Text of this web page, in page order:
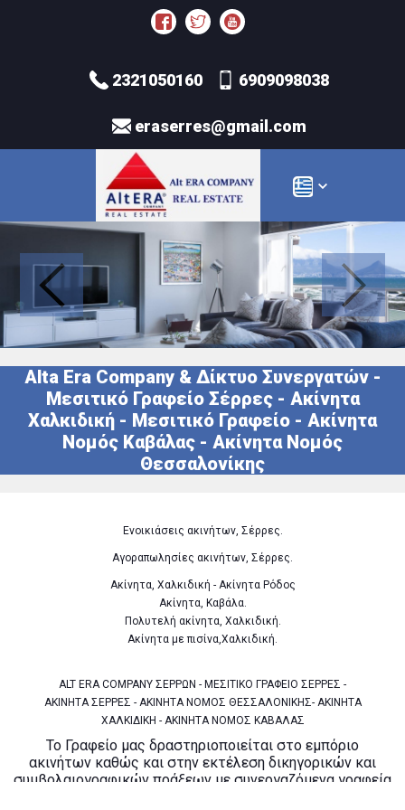
2321050160 6909098038
eraserres@gmail.com
Alta Era Company & Δίκτυο Συνεργατών -
Μεσιτικό Γραφείο Σέρρες - Ακίνητα
Χαλκιδική - Μεσιτικό Γραφείο - Ακίνητα
Νομός Καβάλας - Ακίνητα Νομός
Θεσσαλονίκης
Ενοικιάσεις ακινήτων, Σέρρες.
Αγοραπωλησίες ακινήτων, Σέρρες.
Ακίνητα, Χαλκιδική - Ακίνητα Ρόδος
Ακίνητα, Καβάλα.
Πολυτελή ακίνητα, Χαλκιδική.
Ακίνητα με πισίνα,Χαλκιδική.
ALT ERA COMPANY ΣΕΡΡΩΝ - ΜΕΣΙΤΙΚΟ ΓΡΑΦΕΙΟ ΣΕΡΡΕΣ -
ΑΚΙΝΗΤΑ ΣΕΡΡΕΣ - ΑΚΙΝΗΤΑ ΝΟΜΟΣ ΘΕΣΣΑΛΟΝΙΚΗΣ- ΑΚΙΝΗΤΑ
ΧΑΛΚΙΔΙΚΗ - ΑΚΙΝΗΤΑ ΝΟΜΟΣ ΚΑΒΑΛΑΣ
Το Γραφείο μας δραστηριοποιείται στο εμπόριο
ακινήτων καθώς και στην εκτέλεση δικηγορικών και
συμβολαιογραφικών πράξεων με συνεργαζόμενα γραφεία